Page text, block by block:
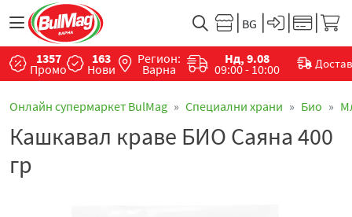
1357
Промо
163
Нови
Регион:
Варна
Нд, 9.08
09:00 - 10:00
Онлайн супермаркет BulMag Специални храни Био
Кашкавал краве БИО Саяна 400
гр